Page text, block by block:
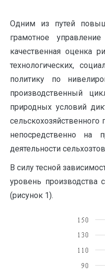
Одним из путей
грамотное
качественная оценка
технологических,
политику по
производственный
природных условий
непосредственно на
деятельности
В силу тесной
уровень производства
(рисунок 1).